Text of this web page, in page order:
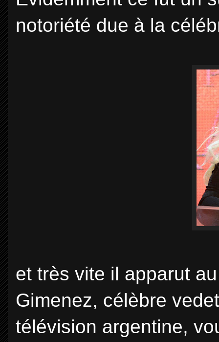
notoriété due à la
et très vite il apparut
Gimenez, célèbre
télévision argentine,